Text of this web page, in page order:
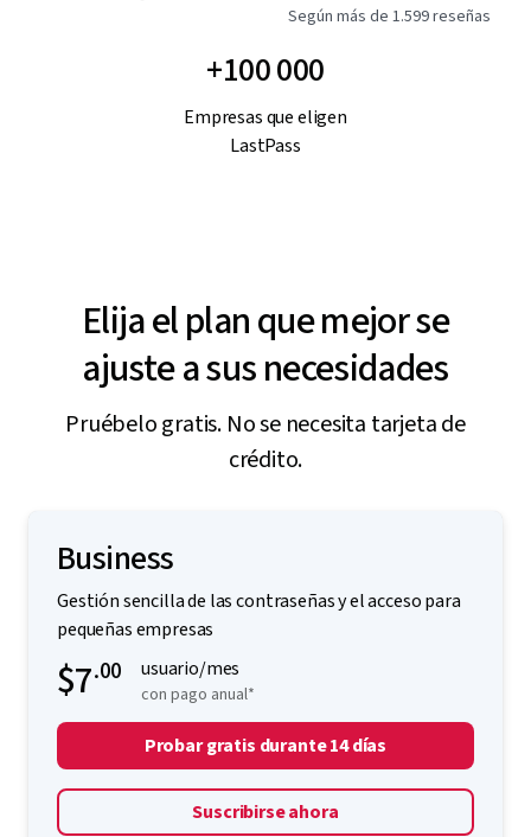
Según más de 1.599 reseñas
+100 000
Empresas que eligen
LastPass
Elija el plan que mejor se
ajuste a sus necesidades
Pruébelo gratis. No se necesita tarjeta de
crédito.
Business
Gestión sencilla de las contraseñas y el acceso para
pequeñas empresas
$7.00 usuario/mes
con pago anual*
Probar gratis durante 14 días
Suscribirse ahora